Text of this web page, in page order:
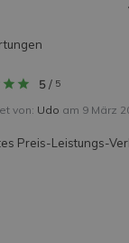
5/ 5
von: Udo am 9 März
Preis-Leistungs-